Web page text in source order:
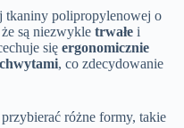
tkaniny polipropylenowej o
są niezwykle trwałe i
się ergonomicznie
, co zdecydowanie
różne formy, takie